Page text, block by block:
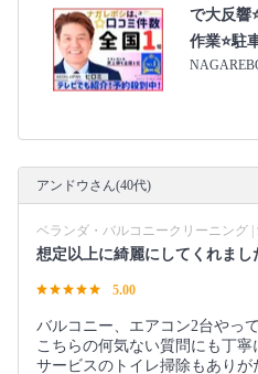
で大反響
作業⭐駐
アンドウさん(40代)
ベランダ・バルコニークリーニング |
想定以上に綺麗にしてくれまし
5.00
バルコニー、エアコン2台やっ
こちらの何気ない質問にも丁寧
サービスのトイレ掃除もありが